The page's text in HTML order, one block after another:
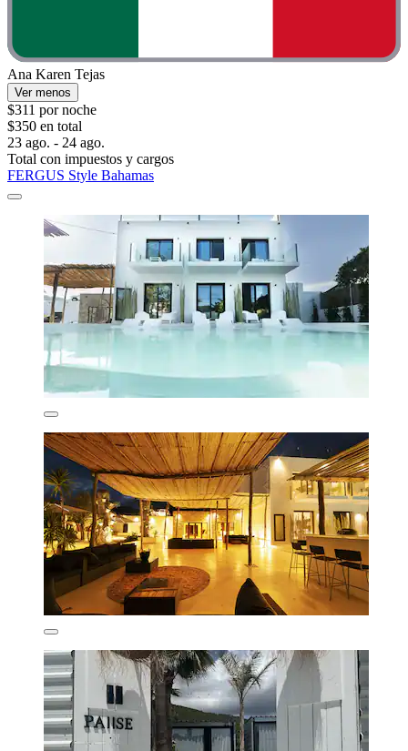
Ana Karen Tejas
Ver menos
$311 por noche
$350 en total
23 ago. - 24 ago.
Total con impuestos y cargos
FERGUS Style Bahamas